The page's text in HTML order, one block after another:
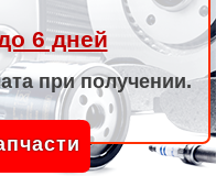
6 дней
при получении.